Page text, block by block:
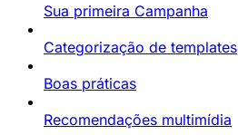
Sua primeira Campanha
Categorização de templates
Boas práticas
Recomendações multimídia